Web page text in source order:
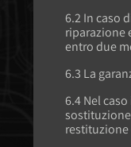
6.2 In caso
riparazione
entro due
6.3 La
6.4 Nel